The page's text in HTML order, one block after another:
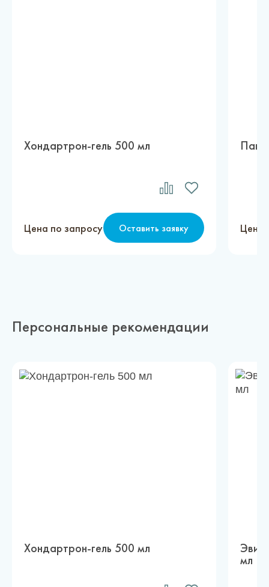
Хондартрон-гель 500 мл
Цена по запросу Оставить заявку Цена
Персональные рекомендации
Хондартрон-гель 500 мл
мл